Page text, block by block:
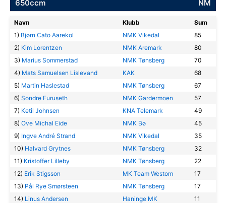
650ccm NM
Navn Klubb
Sum
1) Bjørn Cato Aarekol NMK Vikedal
85
2) Kim Lorentzen NMK Aremark
80
3) Marius Sommerstad NMK Tønsberg
70
4) Mats Samuelsen Lislevand KAK
68
5) Martin Haslestad NMK Tønsberg
67
6) Sondre Furuseth NMK Gardermoen
57
7) Ketil Johnsen KNA Telemark
49
8) Ove Michal Eide NMK Bø
45
9) Ingve André Strand NMK Vikedal
35
10) Halvard Grytnes NMK Tønsberg
32
11) Kristoffer Lilleby NMK Tønsberg
22
12) Erik Stigsson MK Team Westom
17
13) Pål Rye Smørsteen NMK Tønsberg
17
14) Linus Andersen Haninge MK
11